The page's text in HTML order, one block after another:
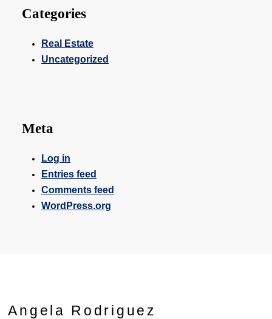
Categories
Real Estate
Uncategorized
Meta
Log in
Entries feed
Comments feed
WordPress.org
Angela Rodriguez